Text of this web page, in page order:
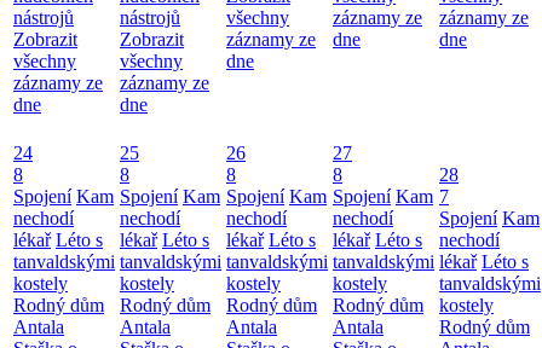
nástrojů
Zobrazit
všechny
záznamy ze
dne
nástrojů
Zobrazit
všechny
záznamy ze
dne
všechny
záznamy ze
dne
záznamy ze
dne
záznamy ze
dne
24
8
Spojení Kam
nechodí
lékař Léto s
tanvaldskými
kostely
Rodný dům
Antala
25
8
Spojení Kam
nechodí
lékař Léto s
tanvaldskými
kostely
Rodný dům
Antala
26
8
Spojení Kam
nechodí
lékař Léto s
tanvaldskými
kostely
Rodný dům
Antala
27
8
Spojení Kam
nechodí
lékař Léto s
tanvaldskými
kostely
Rodný dům
Antala
28
7
Spojení Kam
nechodí
lékař Léto s
tanvaldskými
kostely
Rodný dům